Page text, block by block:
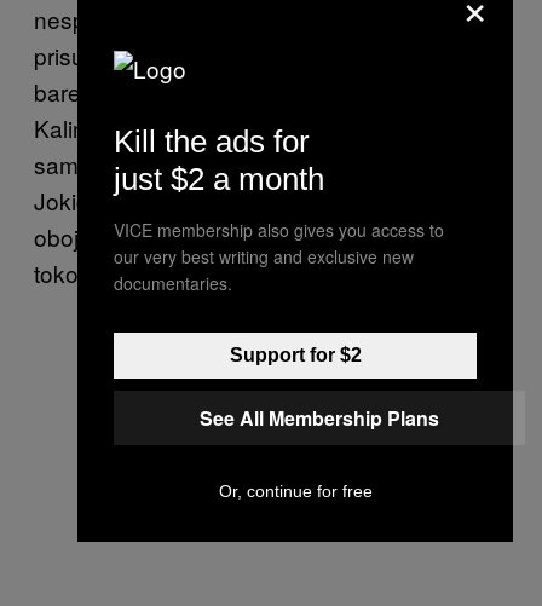
nespretnih poteza u napadu, ali njegovo
prisustvo podiže nivo timske odbrane za
barem 30% – isto važi i za već spomenute
Kalinića i Markovića (Pefi, ako čitaš ovo,
samo prestani da šutiraš. Hvala). Raduljica i
Jokić su imali uspone i padove – svejedno,
obojica su imali momente od izuzetne koristi
tokom meča.
Kill the ads for
just $2 a month
VICE membership also gives you access to
our very best writing and exclusive new
documentaries.
Support for $2
See All Membership Plans
Or, continue for free